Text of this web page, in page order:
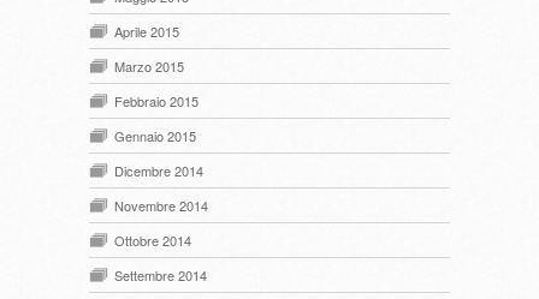
Aprile 2015
Marzo 2015
Febbraio 2015
Gennaio 2015
Dicembre 2014
Novembre 2014
Ottobre 2014
Settembre 2014